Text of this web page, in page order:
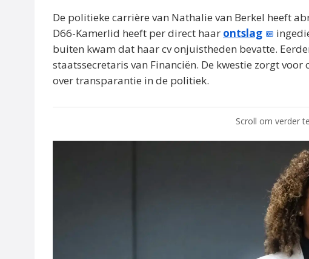
De politieke carrière van Nathalie van Berkel heeft
D66-Kamerlid heeft per direct haar ontslag
buiten kwam dat haar cv onjuistheden bevatte.
staatssecretaris van Financiën. De kwestie zorgt
over transparantie in de politiek.
Scroll om verder